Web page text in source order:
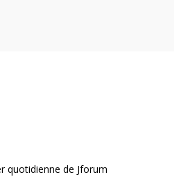
quotidienne de Jforum